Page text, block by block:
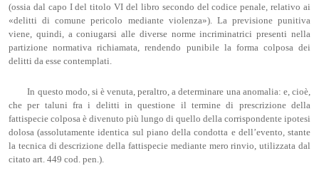
(ossia dal capo I del titolo VI del libro secondo del codice penale, relativo ai
«delitti di comune pericolo mediante violenza»). La previsione punitiva
viene, quindi, a coniugarsi alle diverse norme incriminatrici presenti nella
partizione normativa richiamata, rendendo punibile la forma colposa dei
delitti da esse contemplati.
In questo modo, si è venuta, peraltro, a determinare una anomalia: e, cioè,
che per taluni fra i delitti in questione il termine di prescrizione della
fattispecie colposa è divenuto più lungo di quello della corrispondente ipotesi
dolosa (assolutamente identica sul piano della condotta e dell’evento, stante
la tecnica di descrizione della fattispecie mediante mero rinvio, utilizzata dal
citato art. 449 cod. pen.).